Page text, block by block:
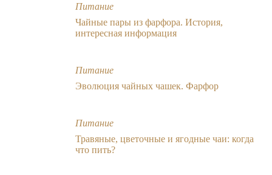
Питание
Чайные пары из фарфора. История,
интересная информация
Питание
Эволюция чайных чашек. Фарфор
Питание
Травяные, цветочные и ягодные чаи: когда
что пить?